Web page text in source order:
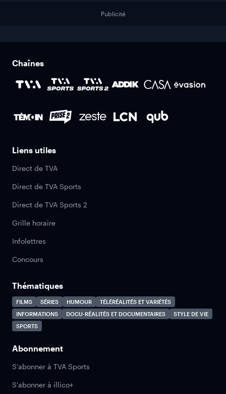
Publicité
Chaînes
Liens utiles
Direct de TVA
Direct de TVA Sports
Direct de TVA Sports 2
Grille horaire
Infolettres
Concours
Thématiques
FILMS SÉRIES HUMOUR
TÉLÉRÉALITÉS ET VARIÉTÉS
INFORMATIONS
DOCU-RÉALITÉS ET DOCUMENTAIRES
STYLE DE VIE
SPORTS
Abonnement
S'abonner à TVA Sports
S'abonner à illico+